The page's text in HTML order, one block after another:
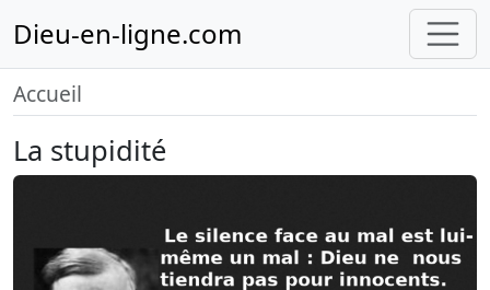
Dieu-en-ligne.com
Accueil
La stupidité